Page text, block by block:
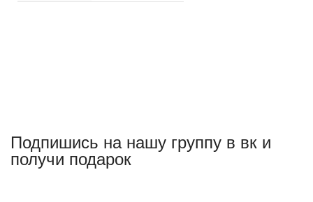
Подпишись на нашу группу в вк и
получи подарок